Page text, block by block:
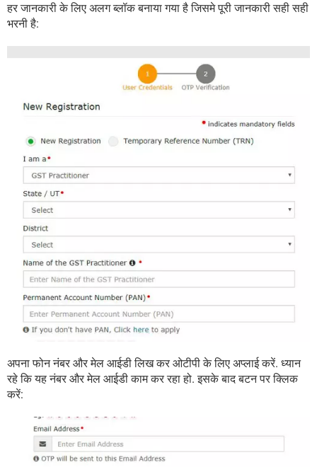
हर जानकारी के लिए अलग ब्लॉक बनाया गया है जिसमे पूरी जानकारी सही सही
भरनी है:
अपना फोन नंबर और मेल आईडी लिख कर ओटीपी के लिए अप्लाई करें. ध्यान
रहे कि यह नंबर और मेल आईडी काम कर रहा हो. इसके बाद बटन पर क्लिक
करें: